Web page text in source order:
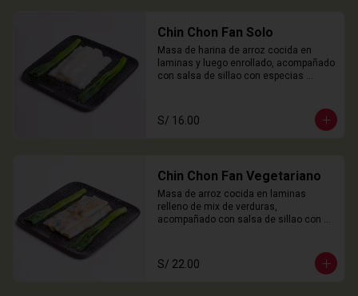
Chin Chon Fan Solo
Masa de harina de arroz cocida en
laminas y luego enrollado, acompañado
con salsa de sillao con especias
S/ 16.00
Chin Chon Fan Vegetariano
Masa de arroz cocida en laminas
relleno de mix de verduras,
acompañado con salsa de sillao con
S/ 22.00